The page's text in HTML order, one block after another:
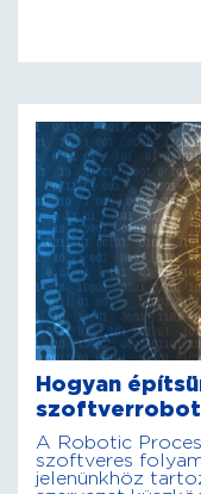
Hogyan
A Robotic
szoftveres
jelenünkhöz